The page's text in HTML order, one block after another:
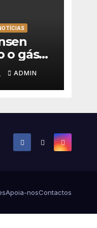
o gás
ADMIN
Apoia-nosContactos